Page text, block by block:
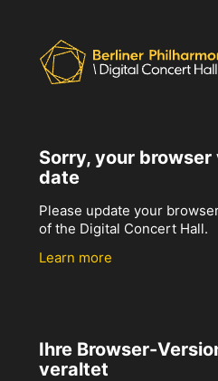
Sorry, your
date
Please update your
of the Digital Concert Hall.
Learn more
Ihre Browser-
veraltet